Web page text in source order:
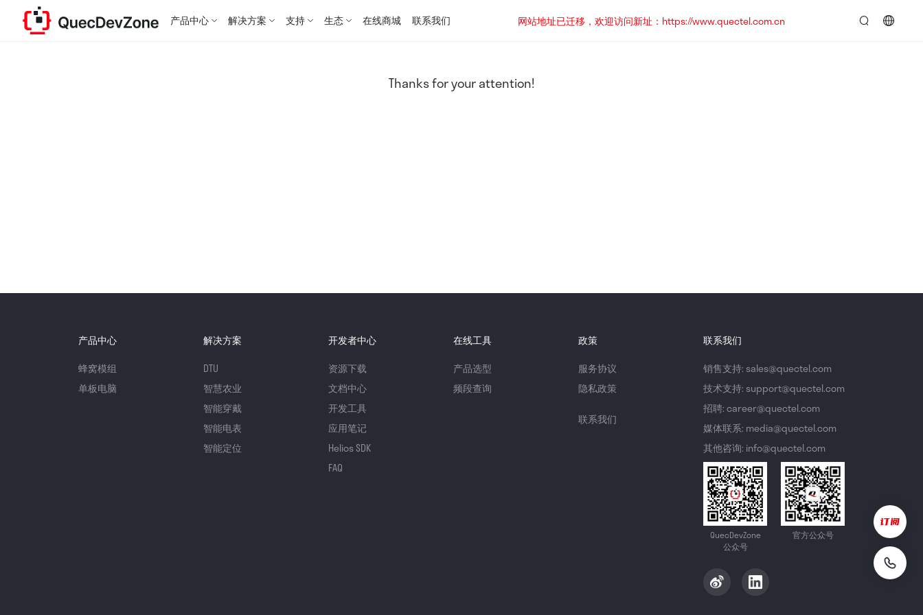
产品中心 解决方案 支持 生态 在线商城 联系我们
网站地址已迁移，欢迎访问新址：https://www.quectel.com.cn
Thanks for your attention!
产品中心
蜂窝模组
单板电脑
解决方案
DTU
智慧农业
智能穿戴
智能电表
智能定位
开发者中心
资源下载
文档中心
开发工具
应用笔记
Helios SDK
FAQ
在线工具
产品选型
频段查询
政策
服务协议
隐私政策
联系我们
联系我们
销售支持: sales@quectel.com
技术支持: support@quectel.com
招聘: career@quectel.com
媒体联系: media@quectel.com
其他咨询: info@quectel.com
QuecDevZone
公众号
官方公众号